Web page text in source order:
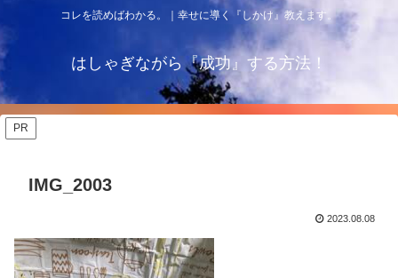
コレを読めばわかる。｜幸せに導く『しかけ』教えます。
はしゃぎながら『成功』する方法！
PR
IMG_2003
2023.08.08